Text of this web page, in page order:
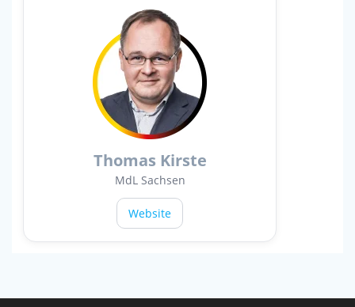
Thomas Kirste
MdL Sachsen
Website